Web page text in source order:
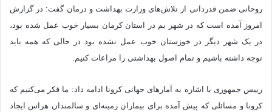
روحانی ضمن قدردانی از تلاش‌های وزارت بهداشت و درمان گفت: در گزارش
امروز آمده است که در شهر بم در استان کرمان بسیار خوب عمل شده بود،
در یک شهر دیگر در خوزستان خوب عمل نشده بود در حالی که همه باید
توجه داشته باشیم و تمام اصول بهداشتی را مراعات کنیم.
رییس جمهوری با اشاره به آمارهای جهانی کرونا ادامه داد: ما فکر می‌کنیم که
کرونا و مسائلی که پیش آمده برای بیماران زمینه‌ای و سالمندان هراس ایجاد